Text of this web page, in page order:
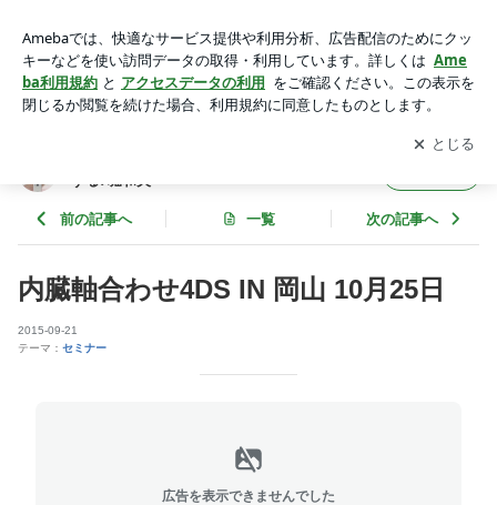
肩、脱力で人生は好転する♪堀和夫
アプリをダウンロードして ブログの更新通知
を受け取りまし
ょう。
開く
する♪堀和夫
前の記事へ 一覧 次の記事へ
内臓軸合わせ4DS IN 岡山 10月25日
2015-09-21
テーマ： セミナー
広告を表示できませんでした